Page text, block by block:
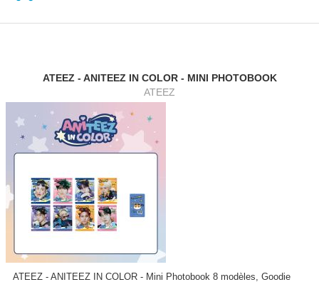
ATEEZ - ANITEEZ IN COLOR - MINI PHOTOBOOK
ATEEZ
ATEEZ - ANITEEZ IN COLOR - Mini Photobook 8 modèles, Goodie